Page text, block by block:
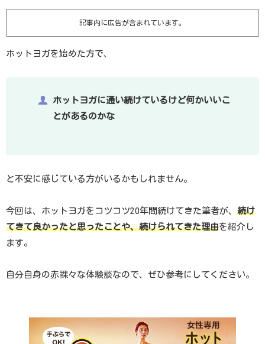
記事内に広告が含まれています。
ホットヨガを始めた方で、
ホットヨガに通い続けているけど何かいいこ
とがあるのかな
と不安に感じている方がいるかもしれません。
今回は、ホットヨガをコツコツ20年間続けてきた筆者が、 続け
てきて良かったと思ったことや、続けられてきた理由を紹介し
ます。
自分自身の赤裸々な体験談なので、ぜひ参考にしてください。